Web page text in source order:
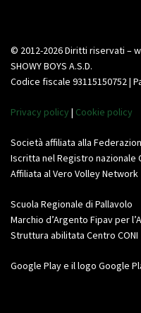
© 2012-2026 Diritti riservati –
SHOWY BOYS A.S.D.
Codice fiscale 93115150752 |
Privacy policy | Cookie policy
Società affiliata alla
Iscritta nel Registro nazionale
Affiliata al Vero Volley Network
Scuola Regionale di Pallavolo
Marchio d’Argento Fipav per
Struttura abilitata Centro CONI
Google Play e il logo Google